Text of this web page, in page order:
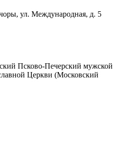
ул. Международная, д. 5
Псково-Печерский мужской
Церкви (Московский